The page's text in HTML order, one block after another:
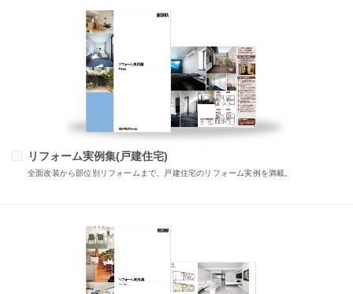
リフォーム実例集(戸建住宅)
全面改装から部位別リフォームまで、戸建住宅のリフォーム実例を満載。